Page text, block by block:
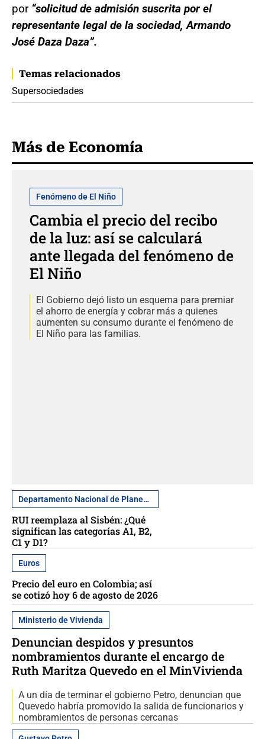
por“solicitud de admisión suscrita por el
representante legal de la sociedad, Armando
José Daza Daza”.
Temas relacionados
Supersociedades
Más de Economía
Fenómeno de El Niño
Cambia el precio del recibo
de la luz: así se calculará
ante llegada del fenómeno de
El Niño
El Gobierno dejó listo un esquema para premiar
el ahorro de energía y cobrar más a quienes
aumenten su consumo durante el fenómeno de
El Niño para las familias.
Departamento Nacional de Planeación
RUI reemplaza al Sisbén: ¿Qué
significan las categorías A1, B2,
C1 y D1?
Euros
Precio del euro en Colombia; así
se cotizó hoy 6 de agosto de 2026
Ministerio de Vivienda
Denuncian despidos y presuntos
nombramientos durante el encargo de
Ruth Maritza Quevedo en el MinVivienda
A un día de terminar el gobierno Petro, denuncian que
Quevedo habría promovido la salida de funcionarios y
nombramientos de personas cercanas